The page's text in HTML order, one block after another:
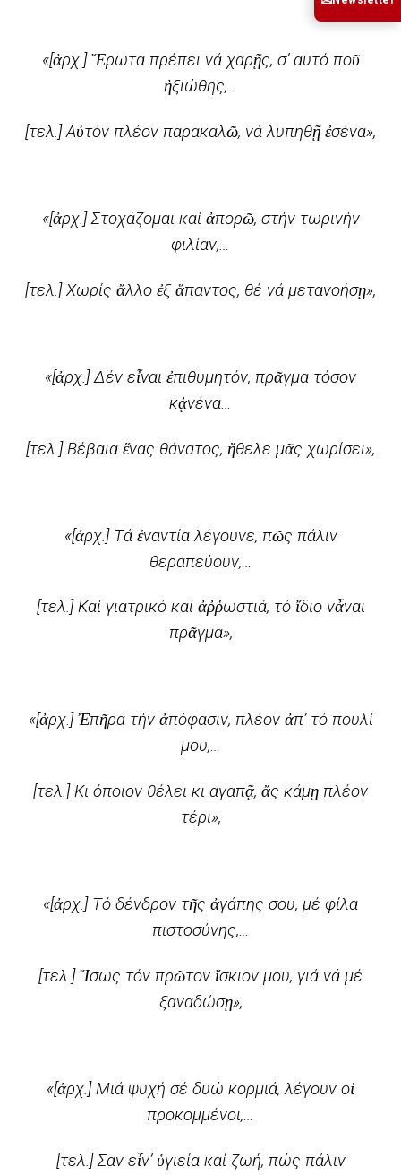
«[ἀρχ.] Ἔρωτα πρέπει νά χαρῇς, σ’ αυτό ποῦ
ἠξιώθης,…
[τελ.] Αὐτόν πλέον παρακαλῶ, νά λυπηθῇ ἐσένα»,
«[ἀρχ.] Στοχάζομαι καί ἀπορῶ, στήν τωρινήν
φιλίαν,…
[τελ.] Χωρίς ἄλλο ἐξ ἅπαντος, θέ νά μετανοήσῃ»,
«[ἀρχ.] Δέν εἶναι ἐπιθυμητόν, πρᾶγμα τόσον
κᾀνένα…
[τελ.] Βέβαια ἕνας θάνατος, ἤθελε μᾶς χωρίσει»,
«[ἀρχ.] Τά ἐναντία λέγουνε, πῶς πάλιν
θεραπεύουν,…
[τελ.] Καί γιατρικό καί ἀῤῥωστιά, τό ἴδιο νἆναι
πρᾶγμα»,
«[ἀρχ.] Ἐπῆρα τήν ἀπόφασιν, πλέον ἀπ’ τό πουλί
μου,…
[τελ.] Κι όποιον θέλει κι αγαπᾷ, ἄς κάμῃ πλέον
τέρι»,
«[ἀρχ.] Τό δένδρον τῆς ἀγάπης σου, μέ φίλα
πιστοσύνης,…
[τελ.] Ἴσως τόν πρῶτον ἴσκιον μου, γιά νά μέ
ξαναδώσῃ»,
«[ἀρχ.] Μιά ψυχή σέ δυώ κορμιά, λέγουν οἱ
προκομμένοι,…
[τελ.] Σαν εἶν’ ὑγιεία καί ζωή, πώς πάλιν